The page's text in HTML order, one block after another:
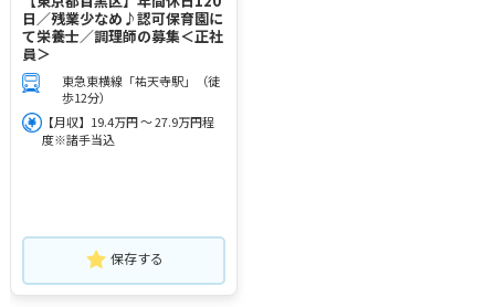
日／残業少なめ♪認可保育園に
て栄養士／調理師の募集＜正社
員＞
東急東横線「祐天寺駅」（徒
歩12分）
【月収】19.4万円 ～ 27.9万円程
度※諸手当込
保存する